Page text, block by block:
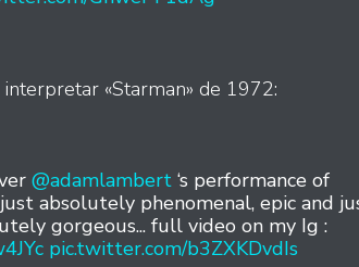
«Starman» de 1972:
@adamlambert‘s performance of
absolutely phenomenal, epic and
gorgeous... full video on my Ig :
pic.twitter.com/b3ZXKDvdIs